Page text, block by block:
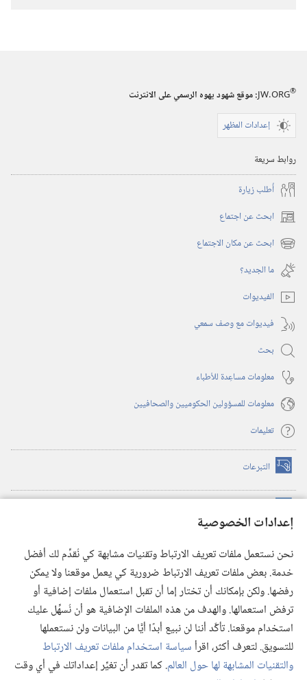
إعدادات الخصوصية
نحن نستعمل ملفات تعريف الارتباط وتقنيات مشابهة كي نُقدِّم لك أفضل
خدمة. بعض ملفات تعريف الارتباط ضرورية كي يعمل موقعنا ولا يمكن
رفضها. ولكن بإمكانك أن تختار إما أن تقبل استعمال ملفات إضافية أو
ترفض استعمالها. والهدف من هذه الملفات الإضافية هو أن نُسهِّل عليك
استخدام موقعنا. تأكَّد أننا لن نبيع أبدًا أيًّا من البيانات ولن نستعملها
للتسويق. لتعرف أكثر، اقرأسياسة استخدام ملفات تعريف الارتباط
والتقنيات المشابهة لها حول العالم. كما تقدر أن تغيِّر إعداداتك في أي وقت
JW.ORG®
:‏ موقع شهود يهوه الرسمي على الانترنت
إعدادات المظهر
روابط سريعة
أُطلب زيارة
ابحث عن اجتماع (يفتح
نافذة
جديدة)
ابحث عن مكان الاجتماع (يفتح
نافذة
جديدة)
ما الجديد؟‏
الفيديوات
فيديوات مع وصف سمعي
بحث
معلومات مساعِدة للأطباء
معلومات للمسؤولين الحكوميين والصحافيين
تعليمات
التبرعات (يفتح
نافذة
(يفتح
نافذة
(يفتح
نافذة
جديدة) تطبيق ®
JW Library
مكتبة برج المراقبة